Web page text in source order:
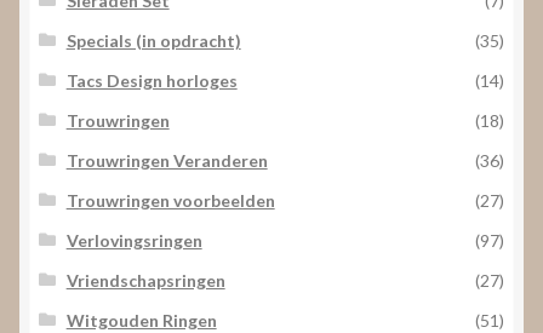
Specials (in opdracht)
(35)
Tacs Design horloges
(14)
Trouwringen
(18)
Trouwringen Veranderen
(36)
Trouwringen voorbeelden
(27)
Verlovingsringen
(97)
Vriendschapsringen
(27)
Witgouden Ringen
(51)